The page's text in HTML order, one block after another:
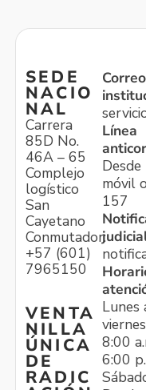
SEDE
NACIO
NAL
Carrera
85D No.
46A – 65
Complejo
logístico
San
Cayetano
Conmutador:
+57 (601)
7965150
VENTA
NILLA
ÚNICA
DE
RADIC
Correo
Línea
Desde
móvil
157
Lunes
viernes
8:00
6:00